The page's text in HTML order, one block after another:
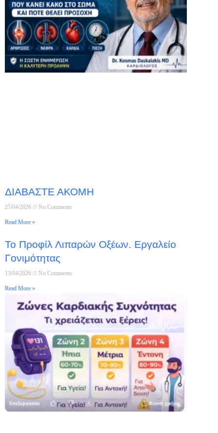
ΔΙΑΒΑΣΤΕ ΑΚΟΜΗ
25/04/2026 No Comments
Read More »
Το Προφίλ Λιπαρών Οξέων. Εργαλείο
Γονιμότητας
13/04/2026 No Comments
Read More »